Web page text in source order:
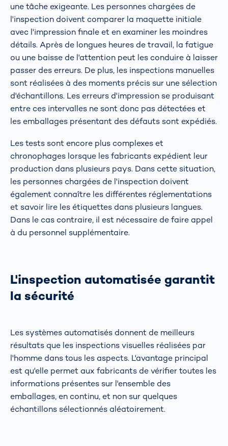
une tâche exigeante. Les personnes chargées de
l'inspection doivent comparer la maquette initiale
avec l'impression finale et en examiner les moindres
détails. Après de longues heures de travail, la fatigue
ou une baisse de l'attention peut les conduire à laisser
passer des erreurs. De plus, les inspections manuelles
sont réalisées à des moments précis sur une sélection
d'échantillons. Les erreurs d'impression se produisant
entre ces intervalles ne sont donc pas détectées et
les emballages présentant des défauts sont expédiés.
Les tests sont encore plus complexes et
chronophages lorsque les fabricants expédient leur
production dans plusieurs pays. Dans cette situation,
les personnes chargées de l'inspection doivent
également connaître les différentes réglementations
et savoir lire les étiquettes dans plusieurs langues.
Dans le cas contraire, il est nécessaire de faire appel
à du personnel supplémentaire.
L'inspection automatisée garantit
la sécurité
Les systèmes automatisés donnent de meilleurs
résultats que les inspections visuelles réalisées par
l'homme dans tous les aspects. L'avantage principal
est qu'elle permet aux fabricants de vérifier toutes les
informations présentes sur l'ensemble des
emballages, en continu, et non sur quelques
échantillons sélectionnés aléatoirement.